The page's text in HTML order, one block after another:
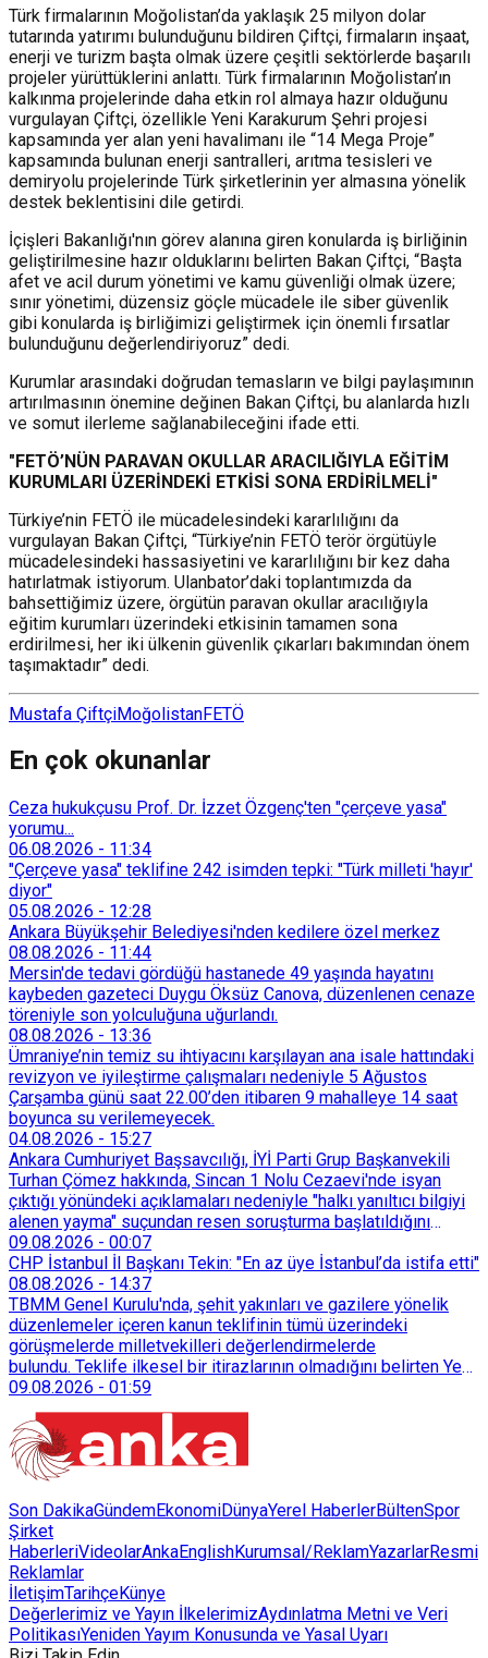
Türk firmalarının Moğolistan’da yaklaşık 25 milyon dolar
tutarında yatırımı bulunduğunu bildiren Çiftçi, firmaların inşaat,
enerji ve turizm başta olmak üzere çeşitli sektörlerde başarılı
projeler yürüttüklerini anlattı. Türk firmalarının Moğolistan’ın
kalkınma projelerinde daha etkin rol almaya hazır olduğunu
vurgulayan Çiftçi, özellikle Yeni Karakurum Şehri projesi
kapsamında yer alan yeni havalimanı ile “14 Mega Proje”
kapsamında bulunan enerji santralleri, arıtma tesisleri ve
demiryolu projelerinde Türk şirketlerinin yer almasına yönelik
destek beklentisini dile getirdi.
İçişleri Bakanlığı'nın görev alanına giren konularda iş birliğinin
geliştirilmesine hazır olduklarını belirten Bakan Çiftçi, “Başta
afet ve acil durum yönetimi ve kamu güvenliği olmak üzere;
sınır yönetimi, düzensiz göçle mücadele ile siber güvenlik
gibi konularda iş birliğimizi geliştirmek için önemli fırsatlar
bulunduğunu değerlendiriyoruz” dedi.
Kurumlar arasındaki doğrudan temasların ve bilgi paylaşımının
artırılmasının önemine değinen Bakan Çiftçi, bu alanlarda hızlı
ve somut ilerleme sağlanabileceğini ifade etti.
"FETÖ’NÜN PARAVAN OKULLAR ARACILIĞIYLA EĞİTİM
KURUMLARI ÜZERİNDEKİ ETKİSİ SONA ERDİRİLMELİ"
Türkiye’nin FETÖ ile mücadelesindeki kararlılığını da
vurgulayan Bakan Çiftçi, “Türkiye’nin FETÖ terör örgütüyle
mücadelesindeki hassasiyetini ve kararlılığını bir kez daha
hatırlatmak istiyorum. Ulanbator’daki toplantımızda da
bahsettiğimiz üzere, örgütün paravan okullar aracılığıyla
eğitim kurumları üzerindeki etkisinin tamamen sona
erdirilmesi, her iki ülkenin güvenlik çıkarları bakımından önem
taşımaktadır” dedi.
Mustafa ÇiftçiMoğolistanFETÖ
En çok okunanlar
Ceza hukukçusu Prof. Dr. İzzet Özgenç'ten "çerçeve yasa"
yorumu...
06.08.2026 - 11:34
"Çerçeve yasa" teklifine 242 isimden tepki: "Türk milleti 'hayır'
diyor"
05.08.2026 - 12:28
Ankara Büyükşehir Belediyesi'nden kedilere özel merkez
08.08.2026 - 11:44
Mersin'de tedavi gördüğü hastanede 49 yaşında hayatını
kaybeden gazeteci Duygu Öksüz Canova, düzenlenen cenaze
töreniyle son yolculuğuna uğurlandı.
08.08.2026 - 13:36
Ümraniye’nin temiz su ihtiyacını karşılayan ana isale hattındaki
revizyon ve iyileştirme çalışmaları nedeniyle 5 Ağustos
Çarşamba günü saat 22.00’den itibaren 9 mahalleye 14 saat
boyunca su verilemeyecek.
04.08.2026 - 15:27
Ankara Cumhuriyet Başsavcılığı, İYİ Parti Grup Başkanvekili
Turhan Çömez hakkında, Sincan 1 Nolu Cezaevi'nde isyan
çıktığı yönündeki açıklamaları nedeniyle "halkı yanıltıcı bilgiyi
alenen yayma" suçundan resen soruşturma başlatıldığını
duyurdu.
09.08.2026 - 00:07
CHP İstanbul İl Başkanı Tekin: "En az üye İstanbul’da istifa etti"
08.08.2026 - 14:37
TBMM Genel Kurulu'nda, şehit yakınları ve gazilere yönelik
düzenlemeler içeren kanun teklifinin tümü üzerindeki
görüşmelerde milletvekilleri değerlendirmelerde
bulundu. Teklife ilkesel bir itirazlarının olmadığını belirten Yeni
Yol Grup Başkanvekili Selçuk Özdağ, teklifin ne getirdiğinin
değil getirmediklerinin konuşulması gerektiğini söyledi.
09.08.2026 - 01:59
Son DakikaGündemEkonomiDünyaYerel HaberlerBültenSpor
Şirket
HaberleriVideolarAnkaEnglishKurumsal/ReklamYazarlarResmi
Reklamlar
İletişimTarihçeKünye
Değerlerimiz ve Yayın İlkelerimizAydınlatma Metni ve Veri
PolitikasıYeniden Yayım Konusunda ve Yasal Uyarı